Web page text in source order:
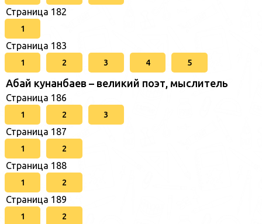
Страница 182
1
Страница 183
1 2 3 4 5
Абай кунанбаев – великий поэт, мыслитель
Страница 186
1 2 3
Страница 187
1 2
Страница 188
1 2
Страница 189
1 2